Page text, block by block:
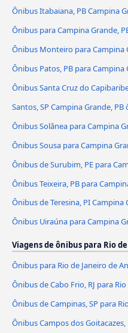
Ônibus Itabaiana, PB Campina
Ônibus para Campina Grande,
Ônibus Monteiro para Campina
Ônibus Patos, PB para Campina
Ônibus Santa Cruz do
Santos, SP Campina Grande, PB
Ônibus Solânea para Campina
Ônibus Sousa para Campina
Ônibus de Surubim, PE para
Ônibus Teixeira, PB para
Ônibus de Teresina, PI Campina
Ônibus Uiraúna para Campina
Viagens de ônibus para Rio
Ônibus para Rio de Janeiro de
Ônibus de Cabo Frio, RJ para
Ônibus de Campinas, SP para
Ônibus Campos dos Goitacazes,